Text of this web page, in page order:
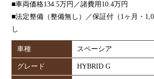
■車両価格134.5万円／諸費用10.4万円
■法定整備（整備無し）／保証付（1ヶ月・
し
車種 スペーシア
グレード HYBRID G